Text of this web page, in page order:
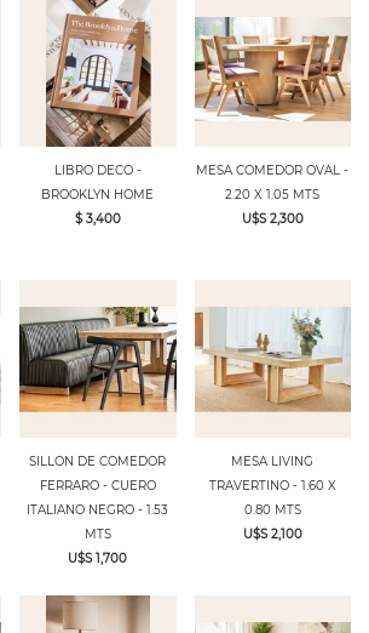
LIBRO DECO -
BROOKLYN HOME
$ 3,400
MESA COMEDOR OVAL -
2.20 X 1.05 MTS
U$S 2,300
SILLON DE COMEDOR
FERRARO - CUERO
ITALIANO NEGRO - 1.53
MTS
U$S 1,700
MESA LIVING
TRAVERTINO - 1.60 X
0.80 MTS
U$S 2,100